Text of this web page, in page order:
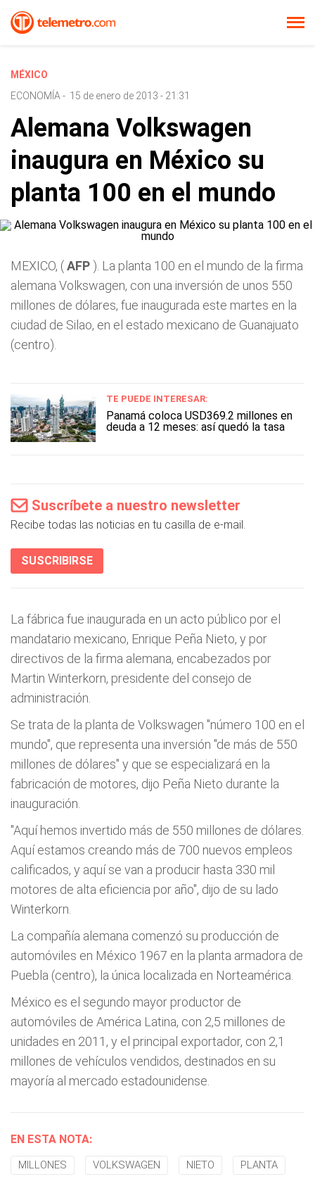
MÉXICO
ECONOMÍA - 15 de enero de 2013 - 21:31
Alemana Volkswagen
inaugura en México su
planta 100 en el mundo
MEXICO, (AFP ). La planta 100 en el mundo de la firma
alemana Volkswagen, con una inversión de unos 550
millones de dólares, fue inaugurada este martes en la
ciudad de Silao, en el estado mexicano de Guanajuato
(centro).
TE PUEDE INTERESAR:
Panamá coloca USD369.2 millones en
deuda a 12 meses: así quedó la tasa
Suscríbete a nuestro newsletter
Recibe todas las noticias en tu casilla de e-mail.
SUSCRIBIRSE
La fábrica fue inaugurada en un acto público por el
mandatario mexicano, Enrique Peña Nieto, y por
directivos de la firma alemana, encabezados por
Martin Winterkorn, presidente del consejo de
administración.
Se trata de la planta de Volkswagen "número 100 en el
mundo", que representa una inversión "de más de 550
millones de dólares" y que se especializará en la
fabricación de motores, dijo Peña Nieto durante la
inauguración.
"Aquí hemos invertido más de 550 millones de dólares.
Aquí estamos creando más de 700 nuevos empleos
calificados, y aquí se van a producir hasta 330 mil
motores de alta eficiencia por año", dijo de su lado
Winterkorn.
La compañía alemana comenzó su producción de
automóviles en México 1967 en la planta armadora de
Puebla (centro), la única localizada en Norteamérica.
México es el segundo mayor productor de
automóviles de América Latina, con 2,5 millones de
unidades en 2011, y el principal exportador, con 2,1
millones de vehículos vendidos, destinados en su
mayoría al mercado estadounidense.
EN ESTA NOTA:
MILLONES VOLKSWAGEN NIETO PLANTA